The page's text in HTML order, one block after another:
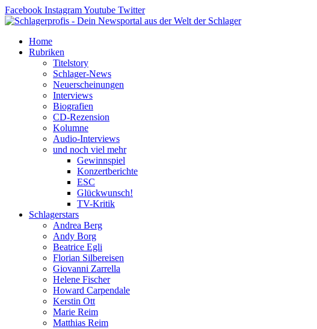
Zum
Inhalt
Facebook InstagramYoutube Twitter
Home
Rubriken
Titelstory
Schlager-News
Neuerscheinungen
Interviews
Biografien
CD-Rezension
Kolumne
Audio-Interviews
und noch viel mehr
Gewinnspiel
Konzertberichte
ESC
Glückwunsch!
TV-Kritik
Schlagerstars
Andrea Berg
Andy Borg
Beatrice Egli
Florian Silbereisen
Giovanni Zarrella
Helene Fischer
Howard Carpendale
Kerstin Ott
Marie Reim
Matthias Reim